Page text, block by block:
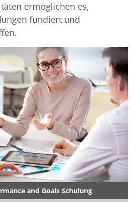
ermöglichen es,
fundiert und
and Goals Schulung